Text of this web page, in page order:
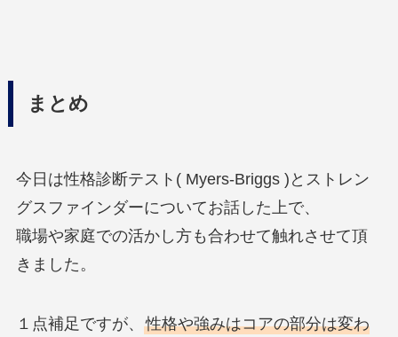
まとめ
今日は性格診断テスト( Myers-Briggs )とストレン
グスファインダーについてお話した上で、
職場や家庭での活かし方も合わせて触れさせて頂
きました。
１点補足ですが、 性格や強みはコアの部分は変わ